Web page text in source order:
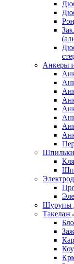
Анкеры
Шурупы
Такелаж